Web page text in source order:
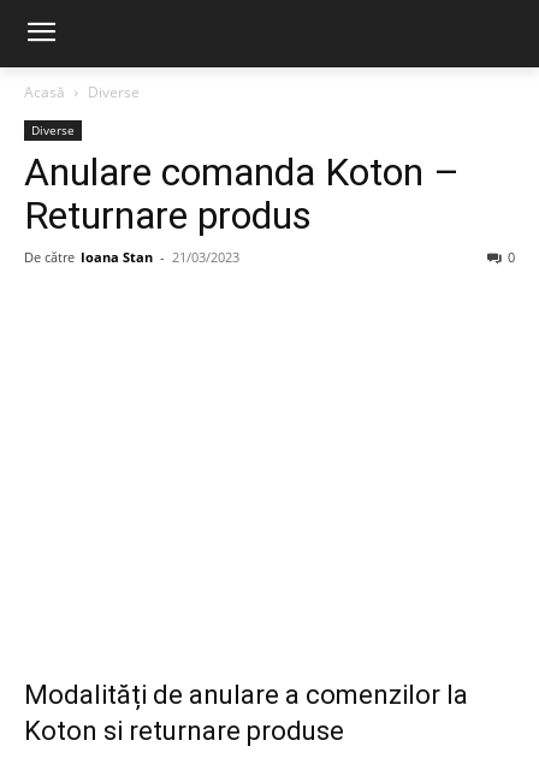
Acasă Diverse
Diverse
Anulare comanda Koton –
Returnare produs
De către Ioana Stan - 21/03/2023 0
Modalități de anulare a comenzilor la
Koton si returnare produse